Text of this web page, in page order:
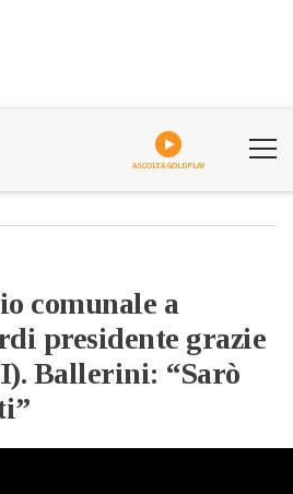
ASCOLTA GOLDPLAY
comunale a
presidente grazie
Ballerini: “Sarò